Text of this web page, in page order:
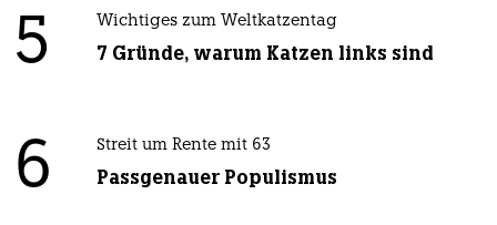
5 Wichtiges zum Weltkatzentag
7 Gründe, warum Katzen links sind
6 Streit um Rente mit 63
Passgenauer Populismus